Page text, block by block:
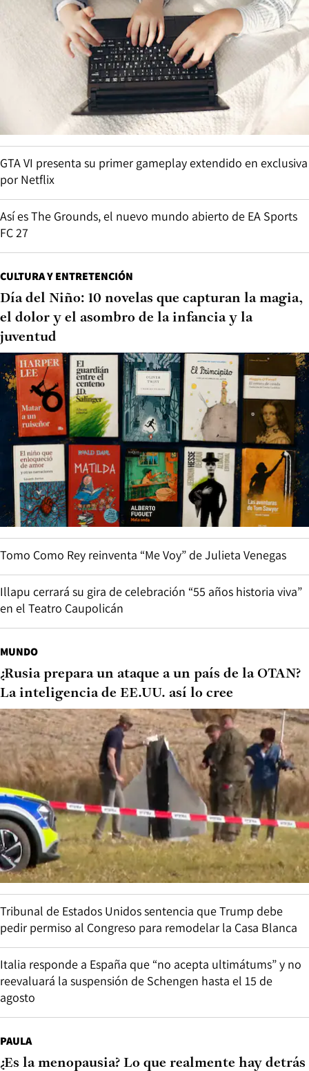
GTA VI presenta su primer gameplay extendido en exclusiva
por Netflix
Así es The Grounds, el nuevo mundo abierto de EA Sports
FC 27
CULTURA Y ENTRETENCIÓN
Día del Niño: 10 novelas que capturan la magia,
el dolor y el asombro de la infancia y la
juventud
Tomo Como Rey reinventa “Me Voy” de Julieta Venegas
Illapu cerrará su gira de celebración “55 años historia viva”
en el Teatro Caupolicán
MUNDO
¿Rusia prepara un ataque a un país de la OTAN?
La inteligencia de EE.UU. así lo cree
Tribunal de Estados Unidos sentencia que Trump debe
pedir permiso al Congreso para remodelar la Casa Blanca
Italia responde a España que “no acepta ultimátums” y no
reevaluará la suspensión de Schengen hasta el 15 de
agosto
PAULA
¿Es la menopausia? Lo que realmente hay detrás